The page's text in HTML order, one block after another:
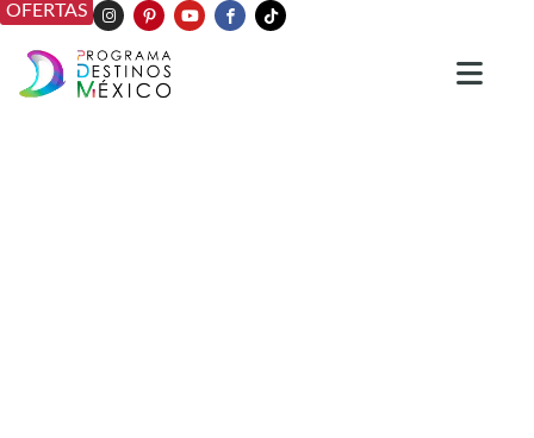
OFERTAS